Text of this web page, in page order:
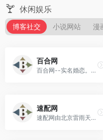
休闲娱乐
博客社交 小说网站 漫
百合网
百合网--实名婚恋。免费通信，谈情说爱不再为钱所困。
速配网
速配网由北京雷雨天地信息技术有限公司创办，始创于2005年，总部位于北京。